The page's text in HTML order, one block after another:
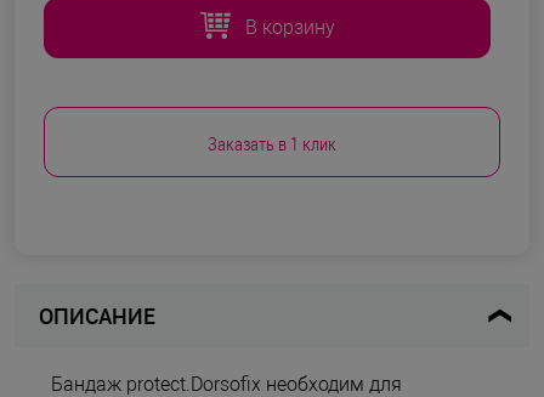
В корзину
Заказать в 1 клик
ОПИСАНИЕ
Бандаж protect.Dorsofix необходим для